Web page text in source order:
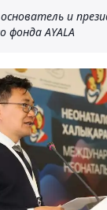
и
фонда AYALA